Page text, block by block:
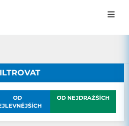
OD
OD NEJDRAŽŠÍCH